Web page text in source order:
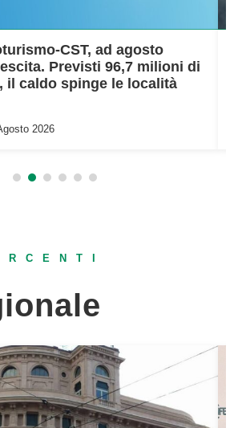
CST, ad agosto
Previsti 96,7 milioni di
il caldo spinge le località
2026